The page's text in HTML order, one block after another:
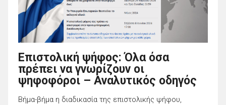
Επιστολική ψήφος: Όλα όσα
πρέπει να γνωρίζουν οι
ψηφοφόροι – Αναλυτικός οδηγός
Βήμα-βήμα η διαδικασία της επιστολικής ψήφου,